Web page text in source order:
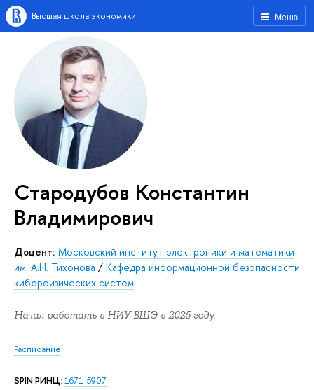
Меню
Высшая школа экономики
Стародубов Константин
Владимирович
Доцент: Московский институт электроники и математики
им. А.Н. Тихонова / Кафедра информационной безопасности
киберфизических систем
Начал работать в НИУ ВШЭ в 2025 году.
Расписание
SPIN РИНЦ: 1671-5907